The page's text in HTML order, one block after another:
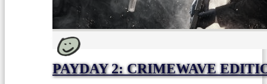
PAYDAY 2: CRIMEWAVE